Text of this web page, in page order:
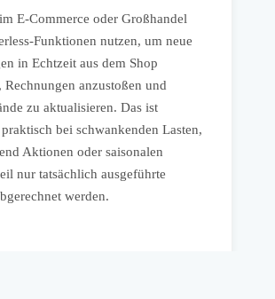
E-Commerce oder Großhandel
Funktionen nutzen, um neue
in Echtzeit aus dem Shop
Rechnungen anzustoßen und
zu aktualisieren. Das ist
bei schwankenden Lasten,
Aktionen oder saisonalen
nur tatsächlich ausgeführte
werden.